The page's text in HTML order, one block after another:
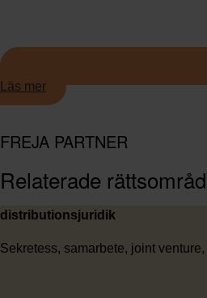
Läs mer
FREJA PARTNER
Relaterade
distributionsjuridik
Sekretess, samarbete, joint